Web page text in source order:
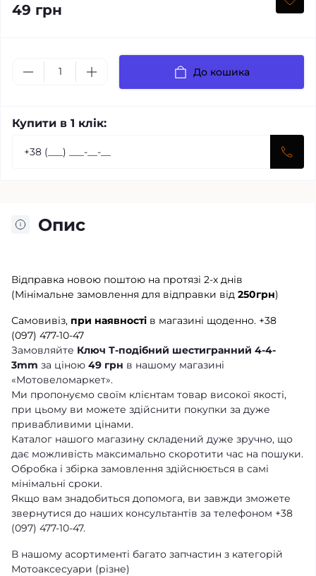
49 грн
До кошика
Купити в 1 клік:
Опис
Відправка новою поштою на протязі 2-х днів
(Мінімальне замовлення для відправки від 250грн)
Самовивіз, при наявності в магазині щоденно. +38
(097) 477-10-47
Замовляйте Ключ Т-подібний шестигранний 4-4-
3mm за ціною 49 грн в нашому магазині
«Мотовеломаркет».
Ми пропонуємо своїм клієнтам товар високої якості,
при цьому ви можете здійснити покупки за дуже
привабливими цінами.
Каталог нашого магазину складений дуже зручно, що
дає можливість максимально скоротити час на пошуки.
Обробка і збірка замовлення здійснюється в самі
мінімальні сроки.
Якщо вам знадобиться допомога, ви завжди зможете
звернутися до наших консультантів за телефоном +38
(097) 477-10-47.
В нашому асортименті багато запчастин з категорій
Мотоаксесуари (різне)